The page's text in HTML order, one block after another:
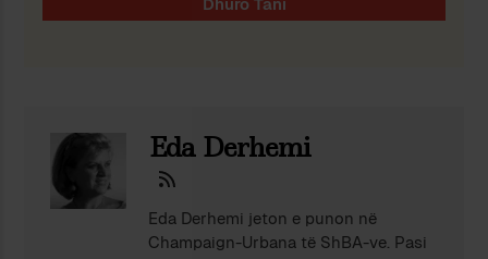
Eda Derhemi
Eda Derhemi jeton e punon në
Champaign-Urbana të ShBA-ve. Pasi